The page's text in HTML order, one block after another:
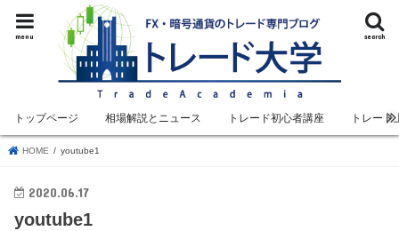
search
menu
トップページ 相場解説とニュース トレード初心者講座 トレード
HOME youtube1
2020.06.17
youtube1